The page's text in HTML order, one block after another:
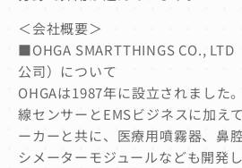
＜会社概要＞
■OHGA SMARTTHINGS CO., LTD
公司）について
OHGAは1987年に設立されました
線センサーとEMSビジネスに加え
ーカーと共に、医療用噴霧器、鼻
シメーターモジュールなども開発